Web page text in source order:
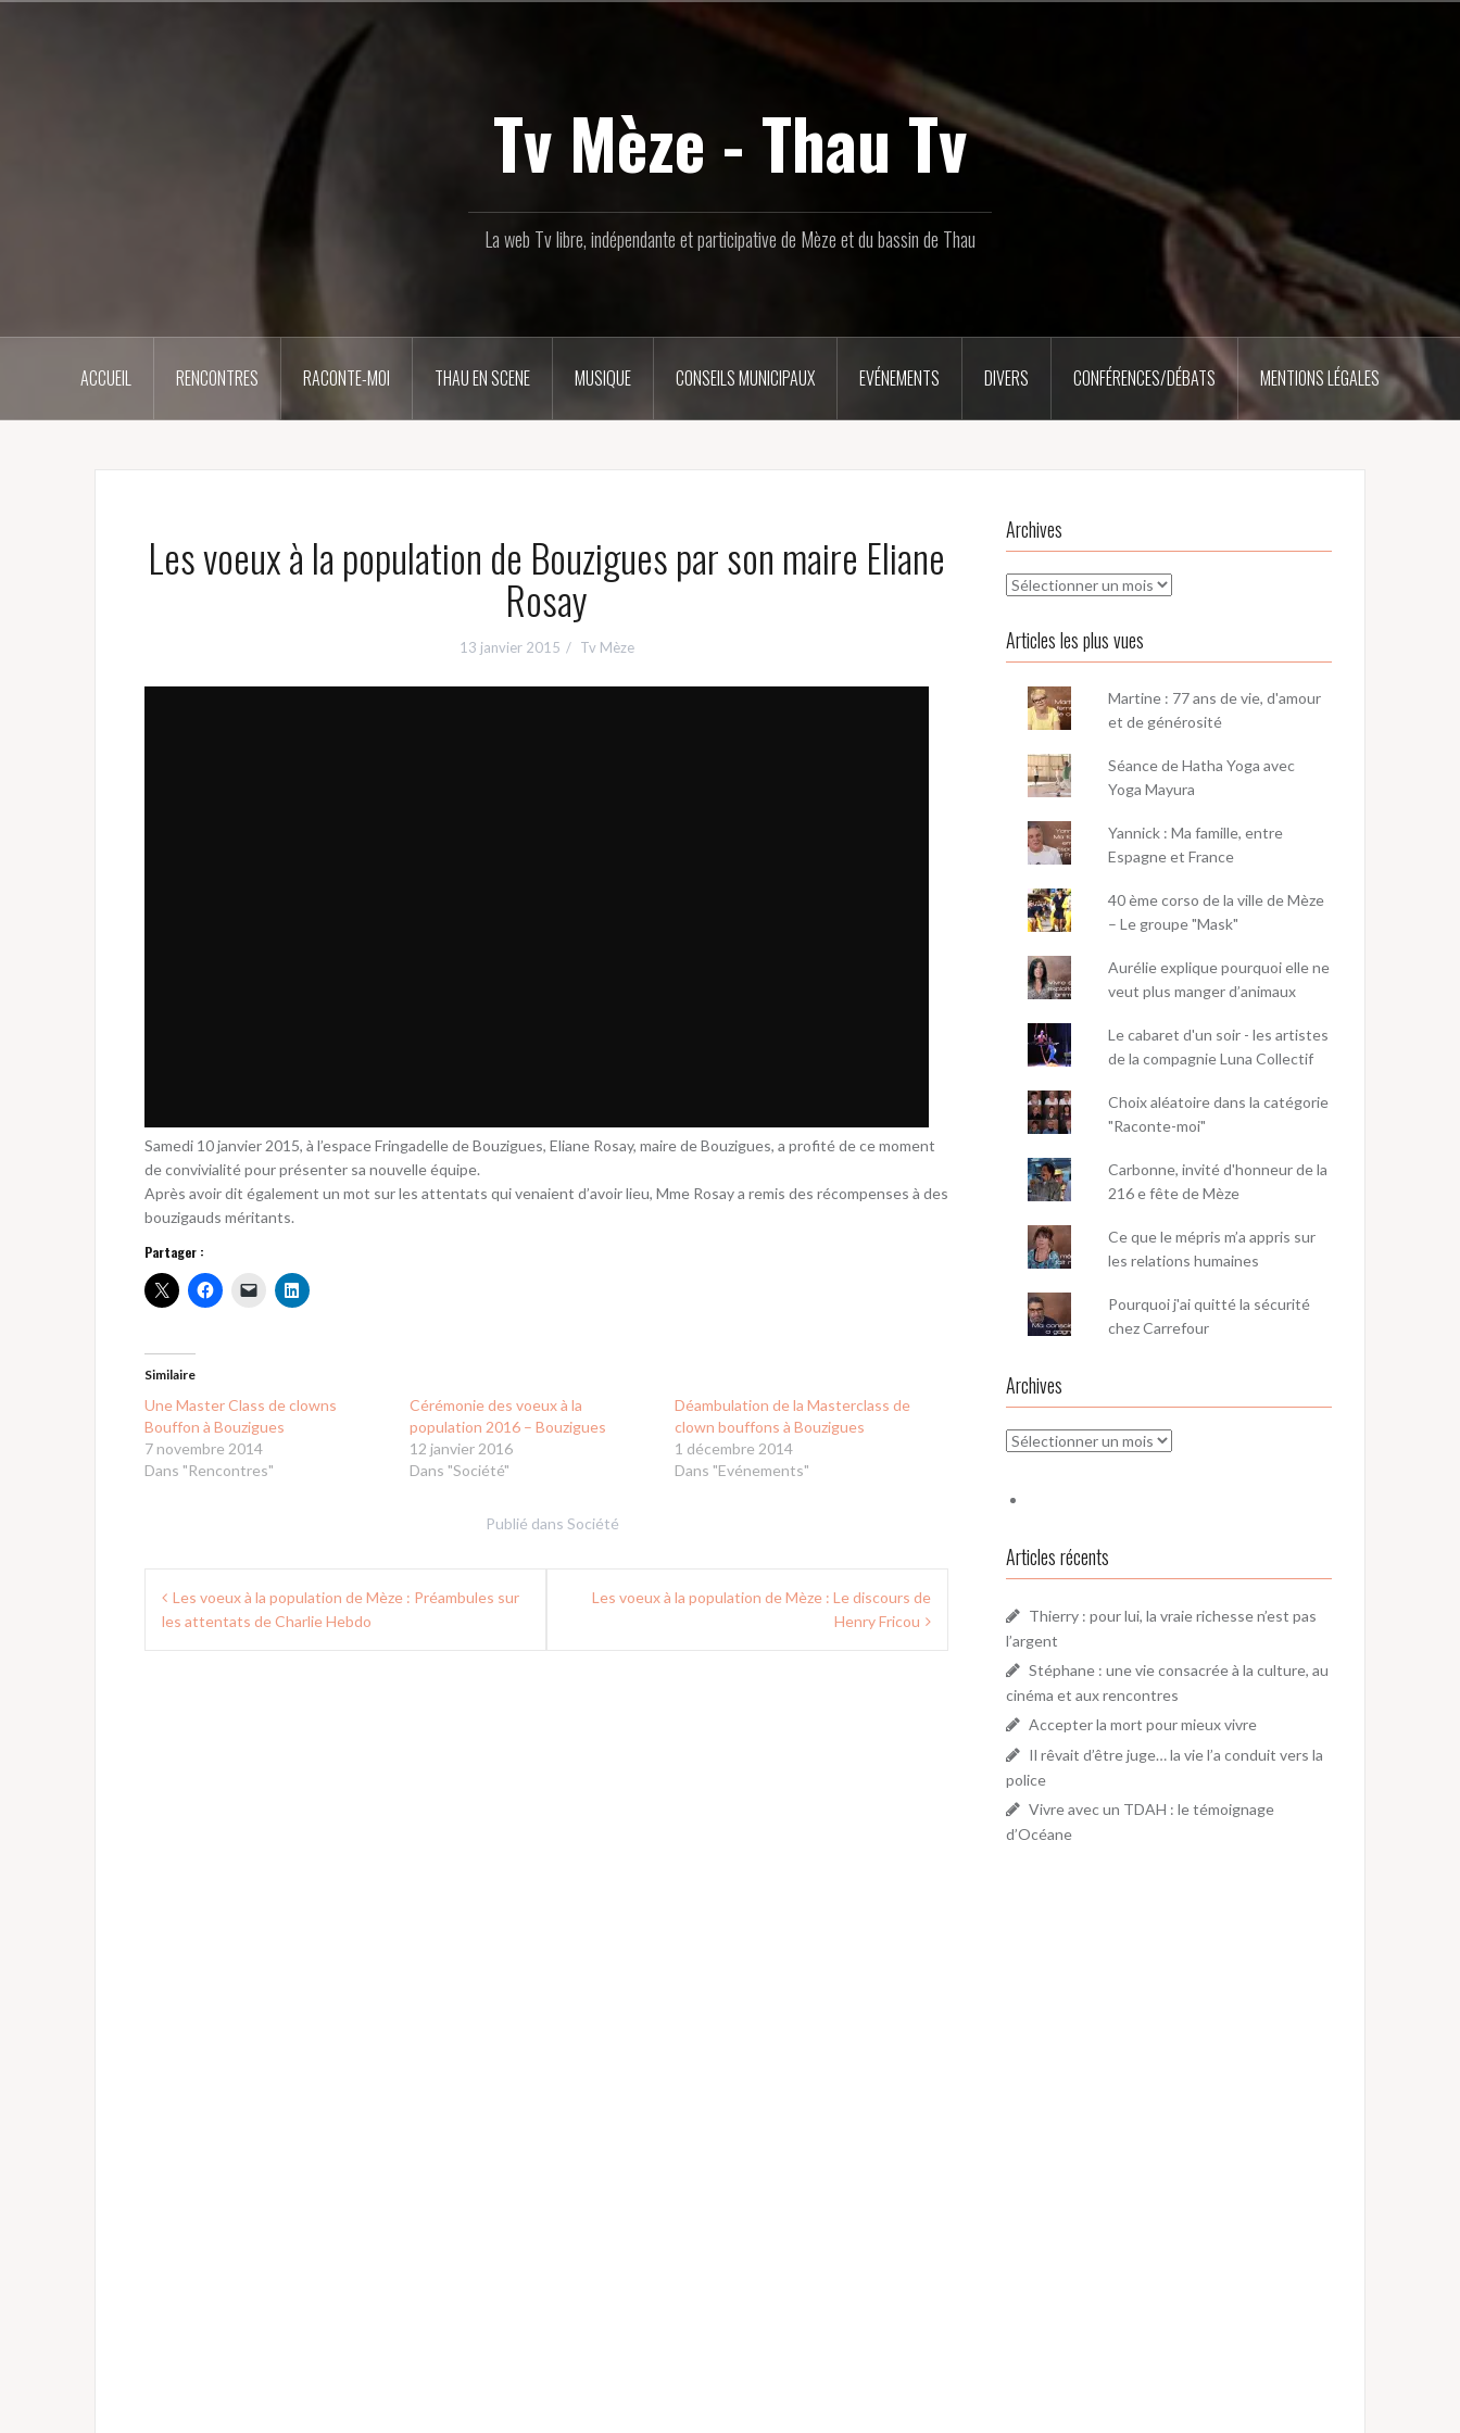
Tv Mèze - Thau Tv
La web Tv libre, indépendante et participative de Mèze et du bassin de Thau
ACCUEIL RENCONTRES RACONTE-MOI THAU EN SCENE MUSIQUE CONSEILS MUNICIPAUX EVÉNEMENTS DIVERS CONFÉRENCES/DÉBATS MENTIONS LÉGALES
Les voeux à la population de Bouzigues par son maire Eliane
Rosay
13 janvier 2015 Tv Mèze
Samedi 10 janvier 2015, à l’espace Fringadelle de Bouzigues, Eliane Rosay, maire de Bouzigues, a profité de ce moment
de convivialité pour présenter sa nouvelle équipe.
Après avoir dit également un mot sur les attentats qui venaient d’avoir lieu, Mme Rosay a remis des récompenses à des
bouzigauds méritants.
Partager :
Similaire
Une Master Class de clowns
Bouffon à Bouzigues
7 novembre 2014
Dans "Rencontres"
Cérémonie des voeux à la
population 2016 – Bouzigues
12 janvier 2016
Dans "Société"
Déambulation de la Masterclass de
clown bouffons à Bouzigues
1 décembre 2014
Dans "Evénements"
Publié dans Société
Navigation
deLes voeux à la population de Mèze : Préambules sur
les attentats de Charlie Hebdo
Les voeux à la population de Mèze : Le discours de
Henry Fricou
Archives
Archives
Articles les plus vues
Martine : 77 ans de vie, d'amour
et de générosité
Séance de Hatha Yoga avec
Yoga Mayura
Yannick : Ma famille, entre
Espagne et France
40 ème corso de la ville de Mèze
– Le groupe "Mask"
Aurélie explique pourquoi elle ne
veut plus manger d’animaux
Le cabaret d'un soir - les artistes
de la compagnie Luna Collectif
Choix aléatoire dans la catégorie
"Raconte-moi"
Carbonne, invité d'honneur de la
216 e fête de Mèze
Ce que le mépris m’a appris sur
les relations humaines
Pourquoi j'ai quitté la sécurité
chez Carrefour
Archives
Archives
Articles récents
Thierry : pour lui, la vraie richesse n’est pas
l’argent
Stéphane : une vie consacrée à la culture, au
cinéma et aux rencontres
Accepter la mort pour mieux vivre
Il rêvait d’être juge… la vie l’a conduit vers la
police
Vivre avec un TDAH : le témoignage
d’Océane